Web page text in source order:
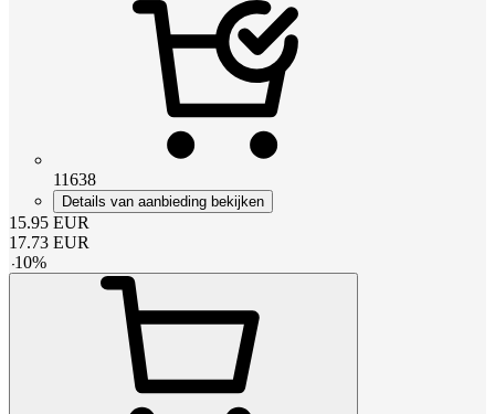
11638
Details van aanbieding bekijken
15.95 EUR
17.73 EUR
-10%